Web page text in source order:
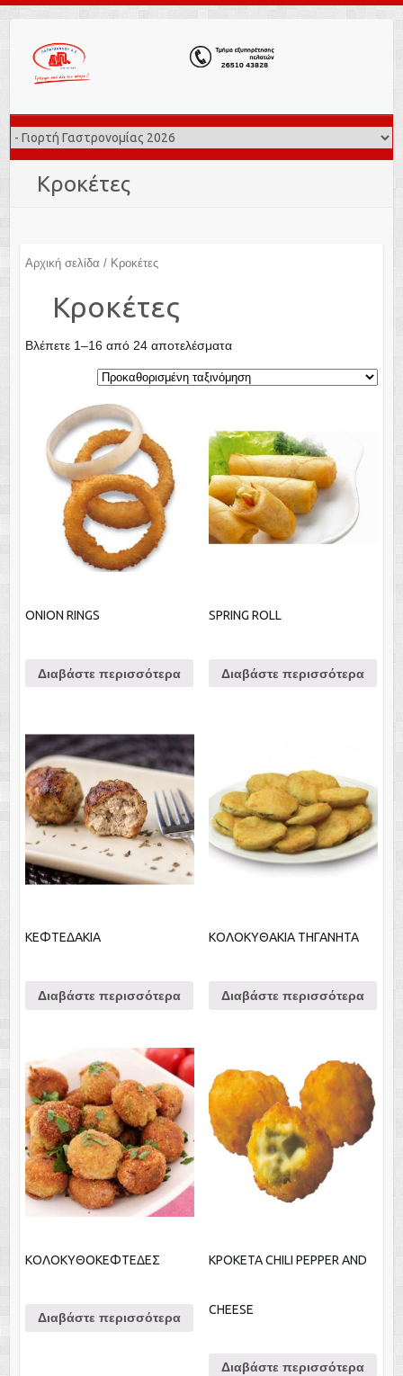
Κροκέτες
Αρχική σελίδα / Κροκέτες
Κροκέτες
Βλέπετε 1–16 από 24 αποτελέσματα
ONION RINGS
Διαβάστε περισσότερα
SPRING ROLL
Διαβάστε περισσότερα
ΚΕΦΤΕΔΑΚΙΑ
Διαβάστε περισσότερα
ΚΟΛΟΚΥΘΑΚΙΑ ΤΗΓΑΝΗΤΑ
Διαβάστε περισσότερα
ΚΟΛΟΚΥΘΟΚΕΦΤΕΔΕΣ
Διαβάστε περισσότερα
ΚΡΟΚΕΤΑ CHILI PEPPER AND
CHEESE
Διαβάστε περισσότερα